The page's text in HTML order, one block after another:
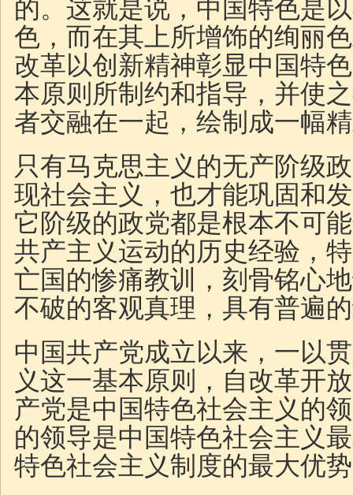
的。这就是说，中国特色是
色，而在其上所增饰的绚丽
改革以创新精神彰显中国特
本原则所制约和指导，并使
者交融在一起，绘制成一幅
只有马克思主义的无产阶级
现社会主义，也才能巩固和
它阶级的政党都是根本不可
共产主义运动的历史经验，
亡国的惨痛教训，刻骨铭心
不破的客观真理，具有普遍
中国共产党成立以来，一以
义这一基本原则，自改革开
产党是中国特色社会主义的
的领导是中国特色社会主义
特色社会主义制度的最大优